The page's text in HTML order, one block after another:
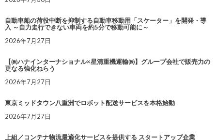
自動車船の荷役中断を抑制する自動車移動用「スケーター」を開発・導
入 ～自力走行できない車両を約5分で移動可能に～
2026年7月27日
【㈱ハナインターナショナル×星清重機運輸㈱】グループ会社で販売力の
更なる強化ねらう
2026年7月27日
東京ミッドタウン八重洲でロボット配送サービスを本格始動
2026年7月27日
上組／コンテナ物流最適化サービスを提供する スタートアップ企業